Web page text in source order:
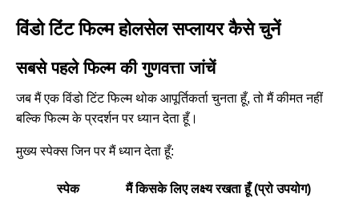
विंडो टिंट फिल्म होलसेल सप्लायर कैसे चुनें
सबसे पहले फिल्म की गुणवत्ता जांचें
जब मैं एक विंडो टिंट फिल्म थोक आपूर्तिकर्ता चुनता हूँ, तो मैं कीमत नहीं
बल्कि फिल्म के प्रदर्शन पर ध्यान देता हूँ।
मुख्य स्पेक्स जिन पर मैं ध्यान देता हूँ:
स्पेक मैं किसके लिए लक्ष्य रखता हूँ (प्रो उपयोग)